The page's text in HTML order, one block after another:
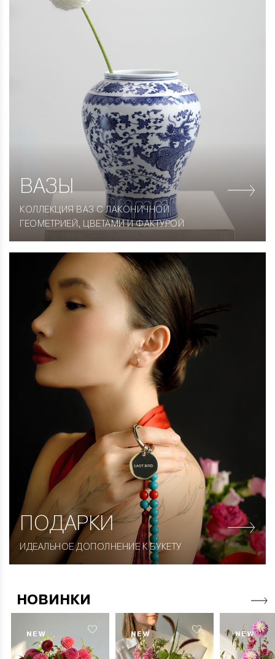
ВАЗЫ
КОЛЛЕКЦИЯ ВАЗ С ЛАКОНИЧНОЙ
ГЕОМЕТРИЕЙ, ЦВЕТАМИ И ФАКТУРОЙ
ПОДАРКИ
ИДЕАЛЬНОЕ ДОПОЛНЕНИЕ К БУКЕТУ
НОВИНКИ
NEW NEW NEW